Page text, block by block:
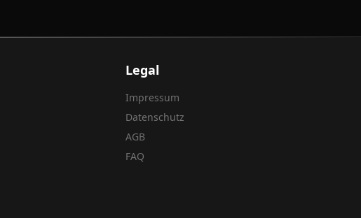
Legal
Impressum
Datenschutz
AGB
FAQ